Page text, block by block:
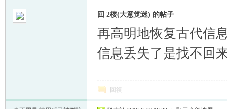
回 2楼(大意觉迷) 的帖子
再高明地恢复古代信
信息丢失了是找不回
回復